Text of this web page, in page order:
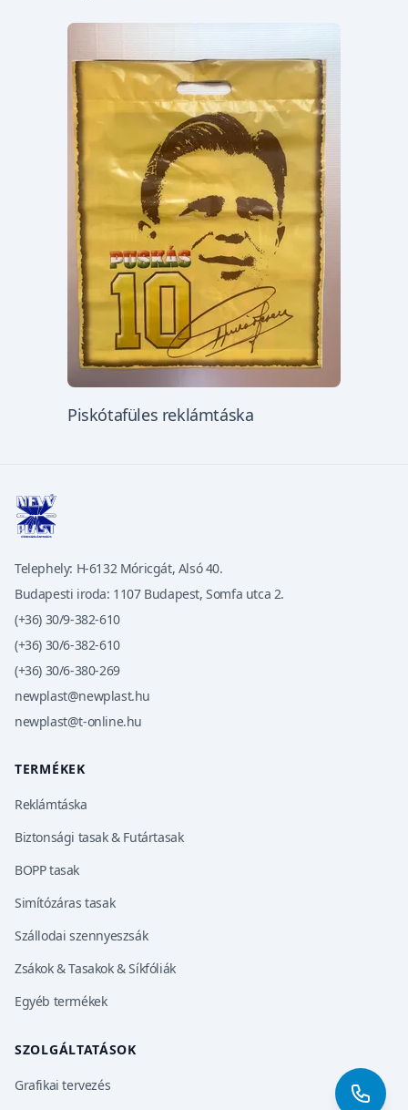
Piskótafüles reklámtáska
Telephely: H-6132 Móricgát, Alsó 40.
Budapesti iroda: 1107 Budapest, Somfa utca 2.
(+36) 30/9-382-610
(+36) 30/6-382-610
(+36) 30/6-380-269
newplast@newplast.hu
newplast@t-online.hu
TERMÉKEK
Reklámtáska
Biztonsági tasak & Futártasak
BOPP tasak
Simítózáras tasak
Szállodai szennyeszsák
Zsákok & Tasakok & Síkfóliák
Egyéb termékek
SZOLGÁLTATÁSOK
Grafikai tervezés